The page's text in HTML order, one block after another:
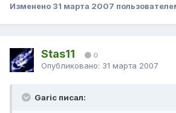
Изменено 31 марта 2007
Stas11 0
Опубликовано: 31 марта 2007
Garic писал: